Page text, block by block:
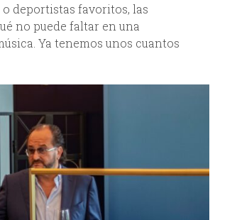
deportistas favoritos, las
no puede faltar en una
Ya tenemos unos cuantos